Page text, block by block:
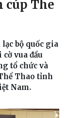
cúp The
lạc bộ quốc gia
vua đầu
tổ chức và
Thao tỉnh
Nam.